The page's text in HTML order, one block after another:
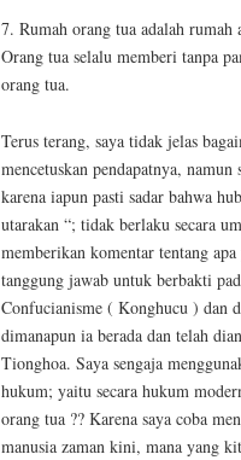
7. Rumah orang tua adalah
Orang tua selalu memberi tanpa
orang tua.
Terus terang, saya tidak jelas
mencetuskan pendapatnya,
karena iapun pasti sadar bahwa
utarakan “; tidak berlaku secara
memberikan komentar tentang
tanggung jawab untuk berbakti
Confucianisme ( Konghucu ) dan
dimanapun ia berada dan telah
Tionghoa. Saya sengaja
hukum; yaitu secara hukum
orang tua ?? Karena saya coba
manusia zaman kini, mana yang